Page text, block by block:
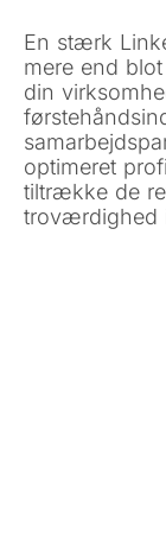
En stærk
mere end
din
optimeret
tiltrække de
troværdighed